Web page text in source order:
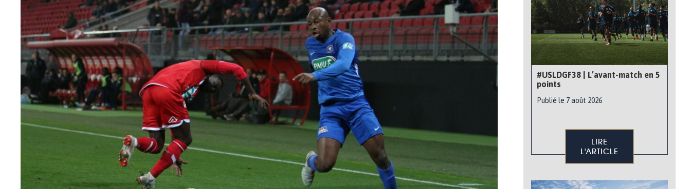
#USLDGF38 | L’avant-match en 5
points
Publié le 7 août 2026
LIRE
L'ARTICLE